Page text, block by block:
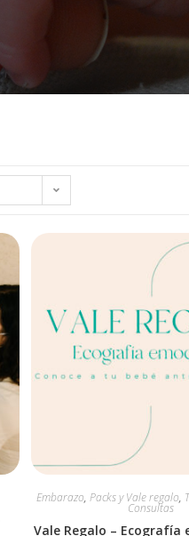
Embarazo,Packs y Vale regalo,
Consultas
Vale Regalo – Ecografía